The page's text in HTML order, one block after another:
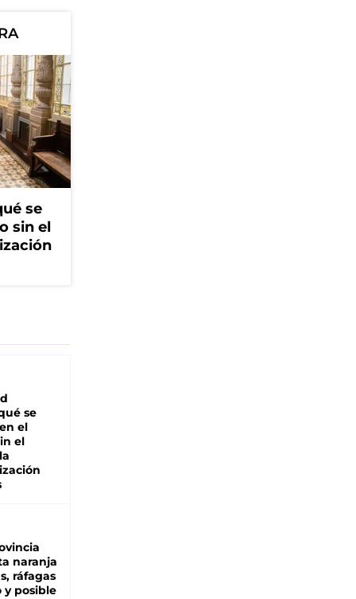
se
sin el
se
el
el
naranja
ráfagas
y posible